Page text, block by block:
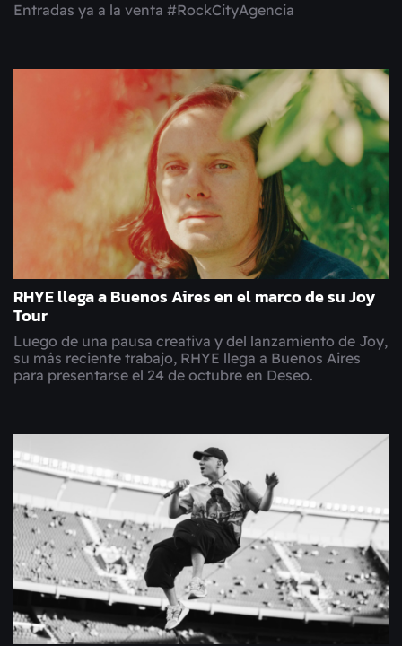
Entradas ya a la venta #RockCityAgencia
RHYE llega a Buenos Aires en el marco de su Joy
Tour
Luego de una pausa creativa y del lanzamiento de Joy,
su más reciente trabajo, RHYE llega a Buenos Aires
para presentarse el 24 de octubre en Deseo.